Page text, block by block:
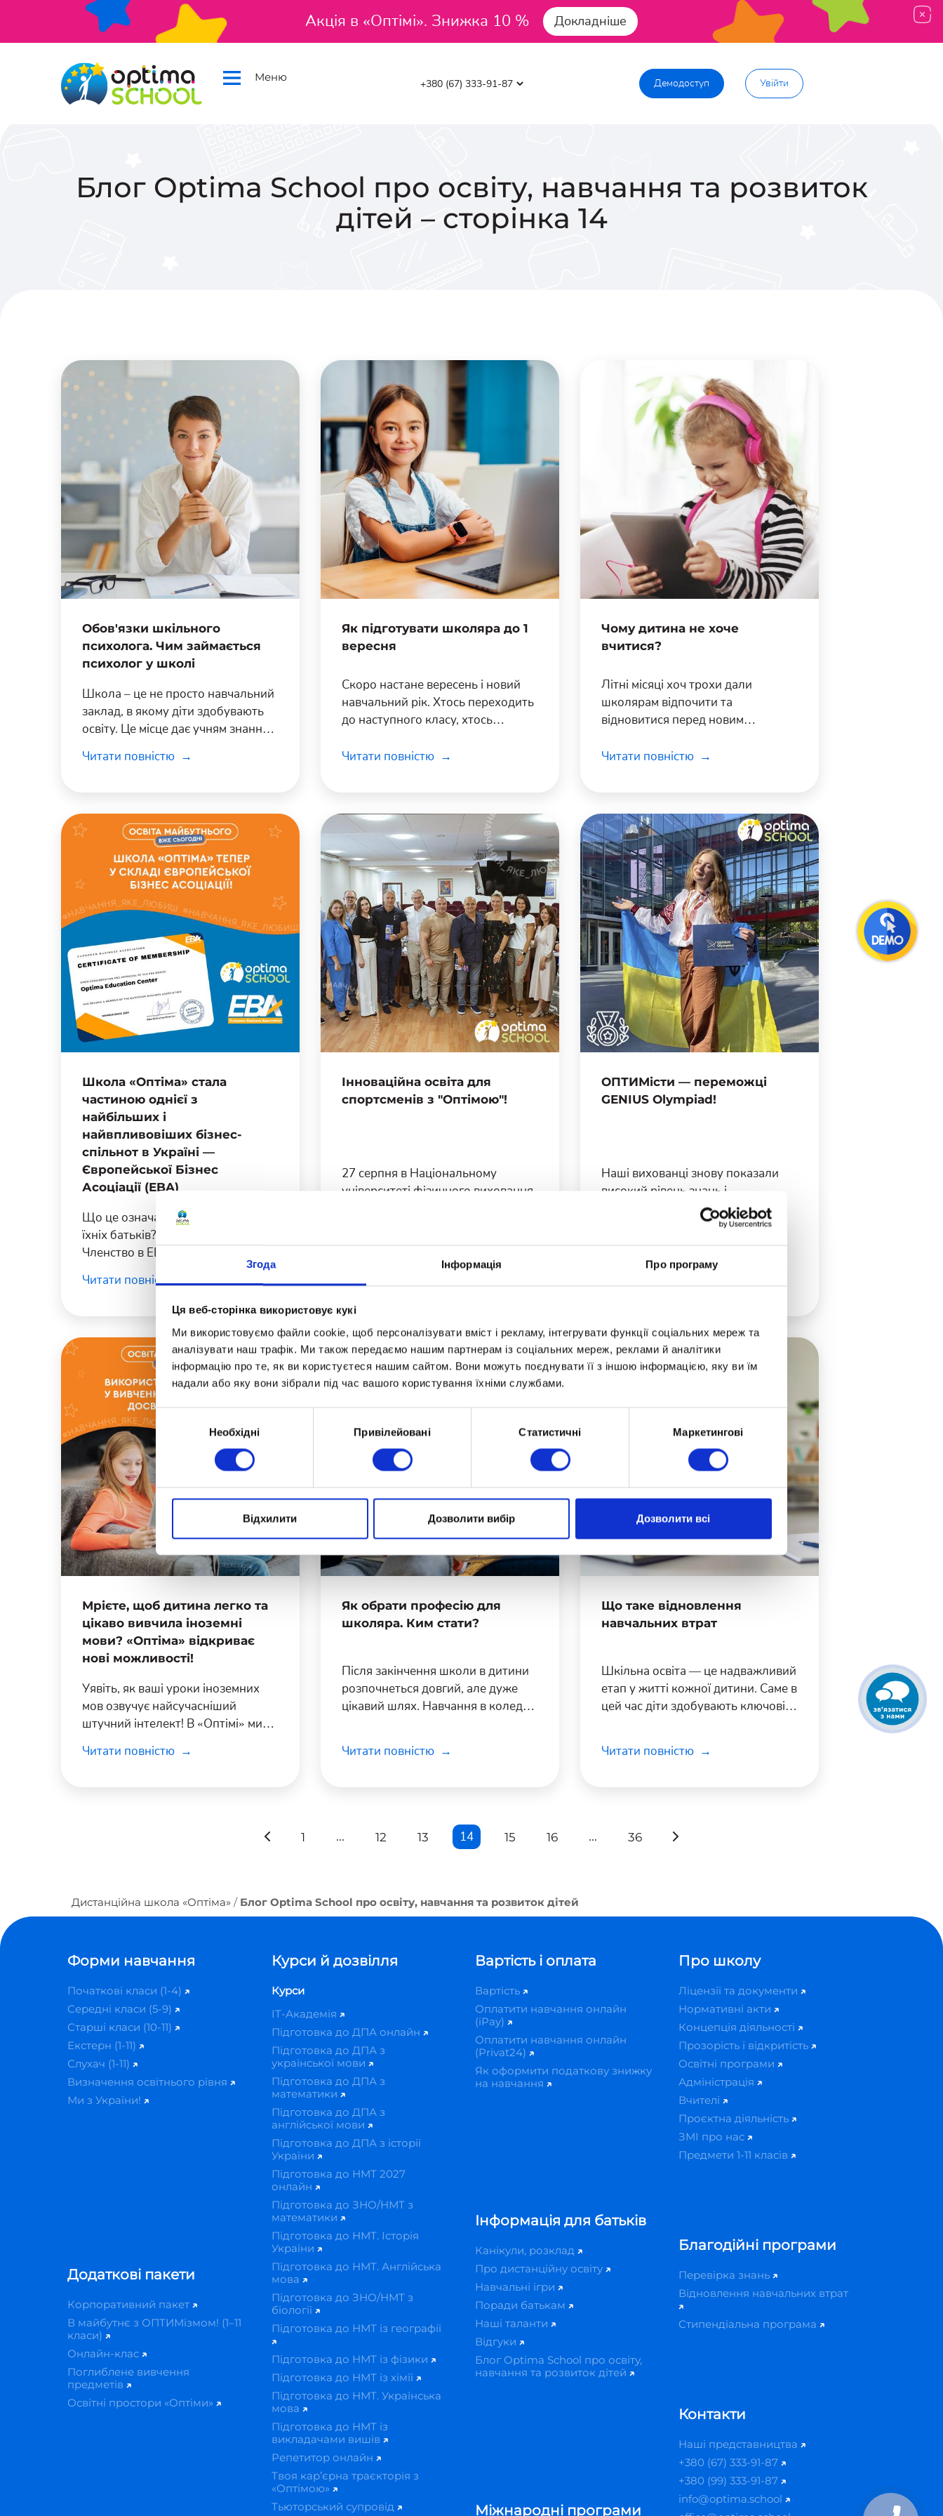
Згода Інформація Про програму
Ця веб-сторінка використовує кукі
Ми використовуємо файли cookie, щоб персоналізувати вміст і рекламу, інтегрувати функції соціальних мереж та
аналізувати наш трафік. Ми також передаємо нашим партнерам із соціальних мереж, реклами й аналітики
інформацію про те, як ви користуєтеся нашим сайтом. Вони можуть поєднувати її з іншою інформацією, яку ви їм
надали або яку вони зібрали під час вашого користування їхніми службами.
згоди
Необхідні Привілейовані Статистичні Маркетингові
Відхилити Дозволити вибір Дозволити всі
Акція в «Оптімі». Знижка 10 % Докладніше
Меню Демодоступ Увійти
Блог Optima School про освіту, навчання та розвиток
дітей – сторінка 14
Обов'язки шкільного
психолога. Чим займається
психолог у школі
Школа – це не просто навчальний
заклад, в якому діти здобувають
освіту. Це місце дає учням знання
житті, а також навчає взаємодіяти
Читати повністю
Як підготувати школяра до 1
вересня
Скоро настане вересень і новий
навчальний рік. Хтось переходить
до наступного класу, хтось
навчальному закладі, а ще частина
Читати повністю
Чому дитина не хоче
вчитися?
Літні місяці хоч трохи дали
школярам відпочити та
відновитися перед новим
кожному класі будуть деякі діти,
шкільної програми.
Читати повністю
Школа «Оптіма» стала
частиною однієї з
найбільших і
найвпливовіших бізнес-
спільнот в Україні —
Європейської Бізнес
Асоціації (EBA)
Що це означає для наших учнів та
їхніх батьків? Якість та інновації.
Членство в EBA дозволяє нам ще
більше інвестувати в розвиток
наших освітніх програм,
використовуючи найсучасніші
Читати повністю
Інноваційна освіта для
спортсменів з "Оптімою"!
27 серпня в Національному
університеті фізичного виховання
освіченості українських
спортсменів та підвищення якості
сучасного світу».
Читати повністю
ОПТИМісти — переможці
GENIUS Olympiad!
Наші вихованці знову показали
високий рівень знань і
креативності на найбільшому у
світі конкурсі проєктів
екологічного спрямування в
Рочестерському технологічному
відзнаки!
Мрієте, щоб дитина легко та
цікаво вивчила іноземні
мови? «Оптіма» відкриває
нові можливості!
Уявіть, як ваші уроки іноземних
мов озвучує найсучасніший
штучний інтелект! В «Оптімі» ми
допомагаємо повністю зануритися
Читати повністю
Як обрати професію для
школяра. Ким стати?
Після закінчення школи в дитини
розпочнеться довгий, але дуже
цікавий шлях. Навчання в коледжі
багато можливостей для розвитку
Читати повністю
Що таке відновлення
навчальних втрат
Шкільна освіта — це надважливий
етап у житті кожної дитини. Саме в
цей час діти здобувають ключові
навчання в університеті та
Читати повністю
1 ... 12 13 14 15 16 ... 36
Дистанційна школа «Оптіма» Блог Optima School про освіту, навчання та розвиток дітей
Форми навчання
Початкові класи (1-4)
Середні класи (5-9)
Старші класи (10-11)
Екстерн (1-11)
Слухач (1-11)
Визначення освітнього рівня
Ми з України!
Додаткові пакети
Корпоративний пакет
В майбутнє з ОПТИМізмом! (1–11
класи)
Онлайн-клас
Поглиблене вивчення
предметів
Освітні простори «Оптіми»
Курси й дозвілля
Курси
IT-Академія
Підготовка до ДПА онлайн
Підготовка до ДПА з
української мови
Підготовка до ДПА з
математики
Підготовка до ДПА з
англійської мови
Підготовка до ДПА з історії
України
Підготовка до НМТ 2027
онлайн
Підготовка до ЗНО/НМТ з
математики
Підготовка до НМТ. Історія
України
Підготовка до НМТ. Англійська
мова
Підготовка до ЗНО/НМТ з
біології
Підготовка до НМТ із географії
Підготовка до НМТ із фізики
Підготовка до НМТ із хімії
Підготовка до НМТ. Українська
мова
Підготовка до НМТ із
викладачами вишів
Репетитор онлайн
Твоя кар’єрна траєкторія з
«Оптімою»
Тьюторський супровід
Вартість і оплата
Вартість
Оплатити навчання онлайн
(iPay)
Оплатити навчання онлайн
(Privat24)
Як оформити податкову знижку
на навчання
Інформація для батьків
Канікули, розклад
Про дистанційну освіту
Навчальні ігри
Поради батькам
Наші таланти
Відгуки
Блог Optima School про освіту,
навчання та розвиток дітей
Міжнародні програми
Про школу
Ліцензії та документи
Нормативні акти
Концепція діяльності
Прозорість і відкритість
Освітні програми
Адміністрація
Вчителі
Проєктна діяльність
ЗМІ про нас
Предмети 1-11 класів
Благодійні програми
Перевірка знань
Відновлення навчальних втрат
Стипендіальна програма
Контакти
Наші представництва
+380 (67) 333-91-87
+380 (99) 333-91-87
info@optima.school